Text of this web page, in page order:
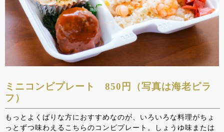
ミニコンビプレート 850円（写真は海老ピラ
フ）
もっとよくばりな方におすすめなのが、いろいろな料理がちょ
っとずつ味わえるこちらのコンビプレート。しょうゆ味または